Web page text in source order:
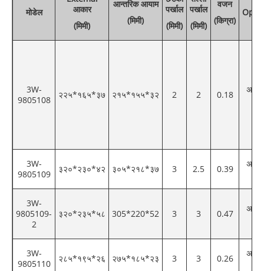
मोडेल
आकार
(मिमी)
आन्तरिक आयाम
(मिमी)
पर्खाल
(मिमी)
पर्खाल
(मिमी)
वजन
(किग्रा)
3W-
9805108
२२५*१६५*३७ २१५*१५५*३२ 2 2 0.18
3W-
9805109
३२०*२३०*४२ ३०५*२१८*३७ 3 2.5 0.39
3W-
9805109-
2
३२०*२३५*५८ 305*220*52 3 3 0.47
3W-
9805110
२८५*१९५*२६ २७५*१८५*२३ 3 3 0.26